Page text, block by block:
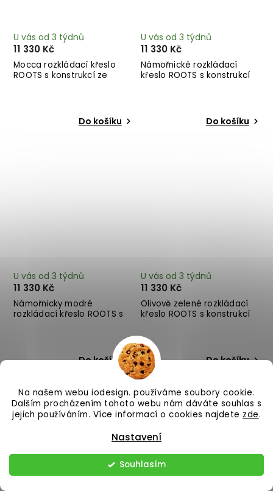
Na našem webu iodesign. používáme soubory cookie.
Dalším procházením tohoto webu nám dáváte souhlas s
jejich používáním. Více informací o cookies najdete zde.
Nastavení
Souhlasím
Mocca rozkládací křeslo
ROOTS s konstrukcí ze
U vás od 3 týdnů
11 330 Kč
Do košíku
Námořnické rozkládací
křeslo ROOTS s konstrukcí
U vás od 3 týdnů
11 330 Kč
Do košíku
Námořnicky modré
rozkládací křeslo ROOTS s
U vás od 3 týdnů
11 330 Kč
Do košíku
Olivově zelené rozkládací
křeslo ROOTS s konstrukcí
U vás od 3 týdnů
11 330 Kč
Do košíku